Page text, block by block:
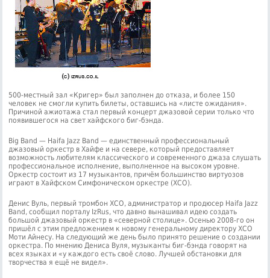
500-местный зал «Кригер» был заполнен до отказа, и более 150
человек не смогли купить билеты, оставшись на «листе ожидания».
Причиной ажиотажа стал первый концерт джазовой серии только что
появившегося на свет хайфского биг-бэнда.
Big Band — Haifa Jazz Band — единственный профессиональный
джазовый оркестр в Хайфе и на севере, который предоставляет
возможность любителям классического и современного джаза слушать
профессиональное исполнение, выполненное на высоком уровне.
Оркестр состоит из 17 музыкантов, причём большинство виртуозов
играют в Хайфском Симфоническом оркестре (ХСО).
Денис Вуль, первый тромбон ХСО, администратор и продюсер Haifa Jazz
Band, сообщил порталу IzRus, что давно вынашивал идею создать
большой джазовый оркестр в «северной столице». Осенью 2008-го он
пришёл с этим предложением к новому генеральному директору ХСО
Моти Айнесу. На следующий же день было принято решение о создании
оркестра. По мнению Дениса Вуля, музыканты биг-бэнда говорят на
всех языках и «у каждого есть своё слово. Лучшей обстановки для
творчества я ещё не видел».